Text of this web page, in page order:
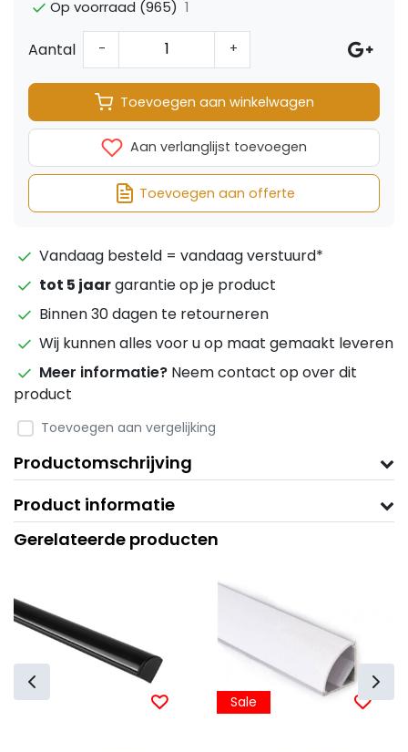
Op voorraad (965) 1
Aantal - +
Toevoegen aan winkelwagen
Aan verlanglijst toevoegen
Toevoegen aan offerte
Vandaag besteld = vandaag verstuurd*
tot 5 jaargarantie op je product
Binnen 30 dagen te retourneren
Wij kunnen alles voor u op maat gemaakt leveren
Meer informatie? Neem contact op over dit
product
Toevoegen aan vergelijking
Productomschrijving
Product informatie
Gerelateerde producten
Sale